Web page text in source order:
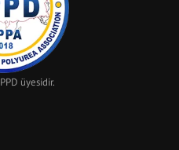
üyesidir.